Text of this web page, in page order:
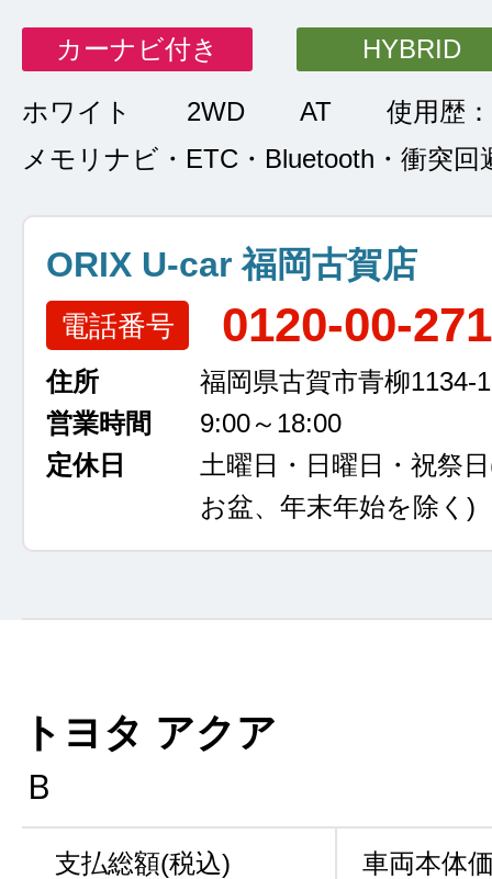
カーナビ付き HYBRID
ホワイト 2WD AT
使用歴
メモリナビ・ETC・Bluetooth・衝突回
ORIX U-car 福岡古賀店
電話番号 0120-00-
住所
福岡県古賀市青柳1134-1
営業時間
9:00～18:00
定休日
土曜日・日曜日・祝祭日
お盆、年末年始を除く)
トヨタ アクア
Ｂ
支払総額(税込) 車両本体